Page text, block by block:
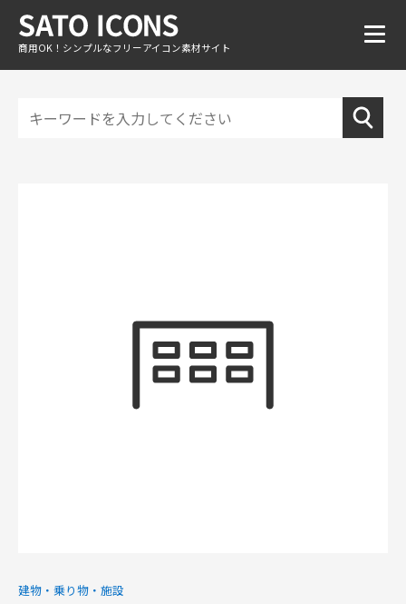
商用OK！シンプルなフリーアイコン素材サイト
建物・乗り物・施設